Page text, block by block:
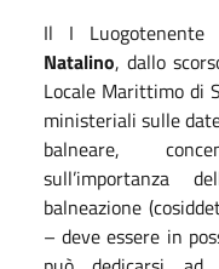
Il I Luogotenente
Natalino, dallo
Locale Marittimo di
ministeriali sulle
balneare,
sull’importanza
balneazione
– deve essere in